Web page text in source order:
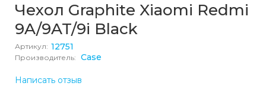
Чехол Graphite Xiaomi Redmi
9A/9AT/9i Black
Артикул: 12751
Производитель: Case
Написать отзыв